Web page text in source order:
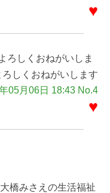
♥
ろしくおねがいしま
しくおねがいします
05月06日 18:43 No.4
♥
橋みさえの生活福祉